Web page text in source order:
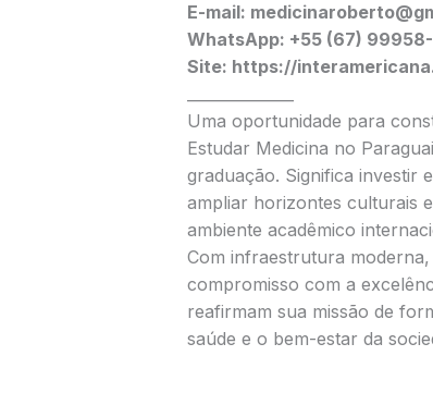
E-mail:
WhatsApp: +55 (67)
Site: https://
Uma oportunidade para
Estudar Medicina no
graduação. Significa investir
ampliar horizontes culturais
ambiente acadêmico
Com infraestrutura
compromisso com a
reafirmam sua missão de
saúde e o bem-estar da